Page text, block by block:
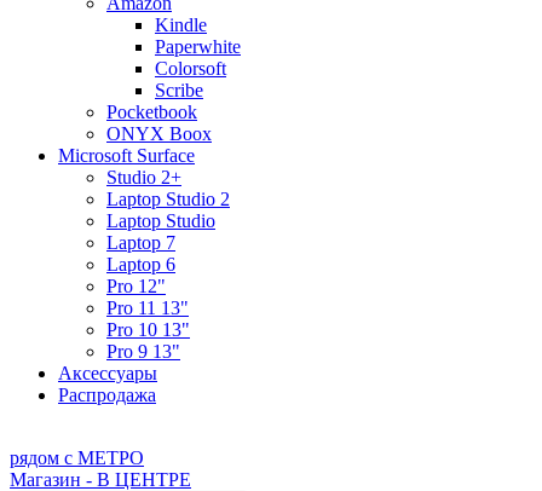
Kindle
Paperwhite
Colorsoft
Scribe
Pocketbook
ONYX Boox
Microsoft Surface
Studio 2+
Laptop Studio 2
Laptop Studio
Laptop 7
Laptop 6
Pro 12"
Pro 11 13"
Pro 10 13"
Pro 9 13"
Аксессуары
Распродажа
рядом с МЕТРО
Магазин - В ЦЕНТРЕ